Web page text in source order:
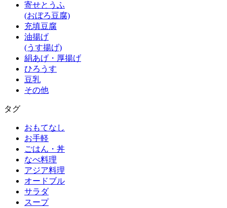
寄せとうふ
(おぼろ豆腐)
充填豆腐
油揚げ
(うす揚げ)
絹あげ・厚揚げ
ひろうす
豆乳
その他
タグ
おもてなし
お手軽
ごはん・丼
なべ料理
アジア料理
オードブル
サラダ
スープ